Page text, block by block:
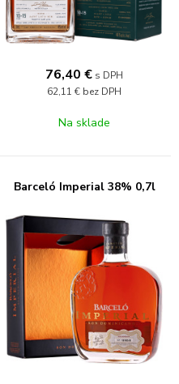
76,40 € s DPH
62,11 € bez DPH
Na sklade
Barceló Imperial 38% 0,7l